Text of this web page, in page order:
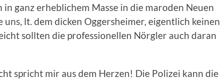
ganz erheblichem Masse in die maroden Neuen
uns, lt. dem dicken Oggersheimer, eigentlich keinen
sollten die professionellen Nörgler auch daran
spricht mir aus dem Herzen! Die Polizei kann die